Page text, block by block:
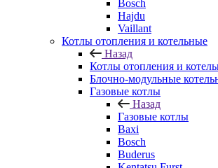
Bosch
Hajdu
Vaillant
Котлы отопления и котельные
Назад
Котлы отопления и
Блочно-модульные
Газовые котлы
Назад
Газовые котлы
Baxi
Bosch
Buderus